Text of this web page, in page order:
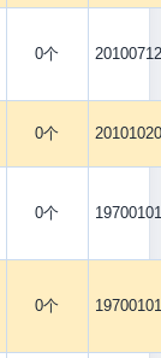
0个 20100712
0个 20101020
0个 19700101
0个 19700101